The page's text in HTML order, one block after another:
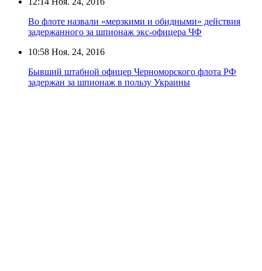
Во флоте назвали «мерзкими и обидными» действия
задержанного за шпионаж экс-офицера ЧФ
10:58 Ноя. 24, 2016
Бывший штабной офицер Черноморского флота РФ
задержан за шпионаж в пользу Украины